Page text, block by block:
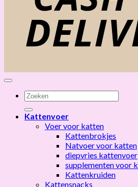
Zoeken
naar:
Kattenvoer
Voer voor katten
Kattenbrokjes
Natvoer voor katten
diepvries kattenvoer
supplementen voor
Kattenkruiden
Kattensnacks